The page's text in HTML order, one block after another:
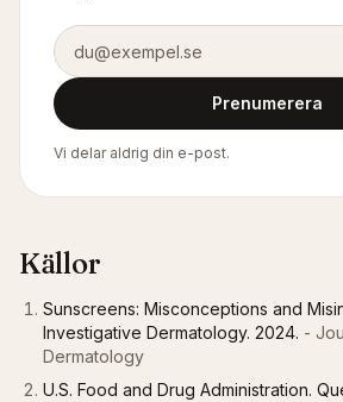
E-postadress
Prenumerera
Vi delar aldrig din e-post.
Källor
Sunscreens: Misconceptions and
Investigative Dermatology. 2024. -
Dermatology
U.S. Food and Drug Administration.